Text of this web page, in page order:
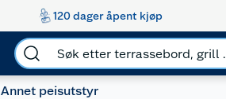
120 dager åpent kjøp
Annet peisutstyr